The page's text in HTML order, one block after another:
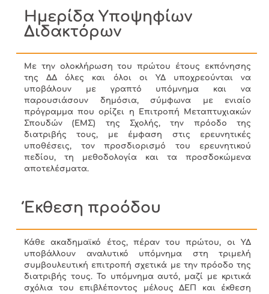
Ημερίδα Υποψηφίων
Διδακτόρων
Με την ολοκλήρωση του πρώτου έτους εκπόνησης
της ΔΔ όλες και όλοι οι ΥΔ υποχρεούνται να
υποβάλουν με γραπτό υπόμνημα και να
παρουσιάσουν δημόσια, σύμφωνα με ενιαίο
πρόγραμμα που ορίζει η Επιτροπή Μεταπτυχιακών
Σπουδών (ΕΜΣ) της Σχολής, την πρόοδο της
διατριβής τους, με έμφαση στις ερευνητικές
υποθέσεις, τον προσδιορισμό του ερευνητικού
πεδίου, τη μεθοδολογία και τα προσδοκώμενα
αποτελέσματα.
Έκθεση προόδου
Κάθε ακαδημαϊκό έτος, πέραν του πρώτου, οι ΥΔ
υποβάλλουν αναλυτικό υπόμνημα στη τριμελή
συμβουλευτική επιτροπή σχετικά με την πρόοδο της
διατριβής τους. Το υπόμνημα αυτό, μαζί με κριτικά
σχόλια του επιβλέποντος μέλους ΔΕΠ και έκθεση